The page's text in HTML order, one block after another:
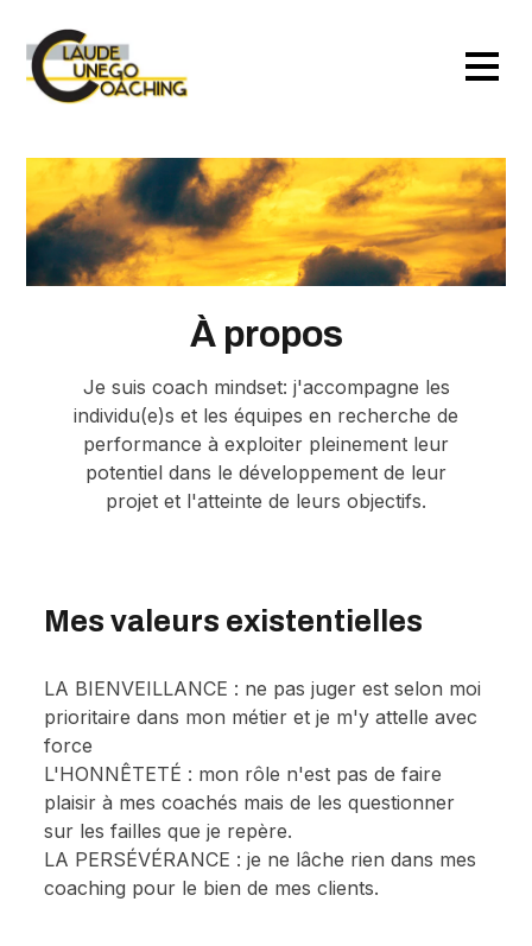
À propos
Je suis coach mindset: j'accompagne les
individu(e)s et les équipes en recherche de
performance à exploiter pleinement leur
potentiel dans le développement de leur
projet et l'atteinte de leurs objectifs.
Mes valeurs existentielles
LA BIENVEILLANCE : ne pas juger est selon moi
prioritaire dans mon métier et je m'y attelle avec
force
L'HONNÊTETÉ : mon rôle n'est pas de faire
plaisir à mes coachés mais de les questionner
sur les failles que je repère.
LA PERSÉVÉRANCE : je ne lâche rien dans mes
coaching pour le bien de mes clients.